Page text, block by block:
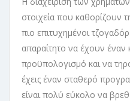
στοιχεία που καθορίζουν
πιο επιτυχημένοι
απαραίτητο να έχουν έναν
προϋπολογισμό και να
έχεις έναν σταθερό
είναι πολύ εύκολο να